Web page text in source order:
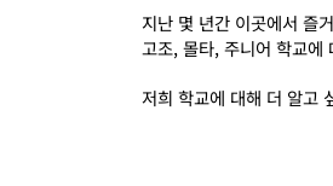
지난 몇 년간 이곳에서 즐
고조, 몰타, 주니어 학교에
저희 학교에 대해 더 알고